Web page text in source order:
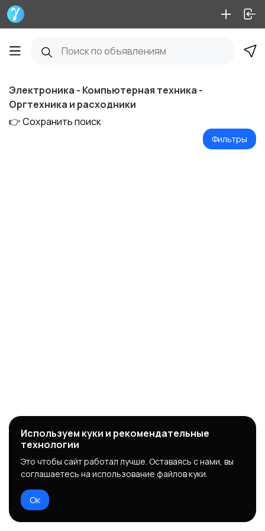
Электроника - Компьютерная техника -
Оргтехника и расходники
👉 Сохранить поиск
Фильтры
Используем куки и рекомендательные
технологии
Это чтобы сайт работал лучше. Оставаясь с нами, вы
соглашаетесь на использование файлов куки.
Ок